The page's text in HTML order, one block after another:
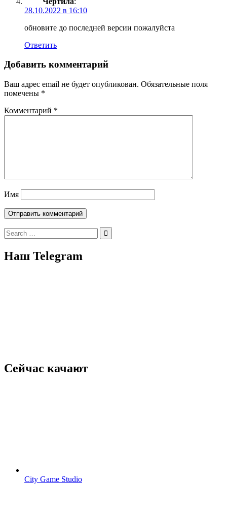
28.10.2022 в 16:10
обновите до последней версии пожалуйста
Ответить
Добавить комментарий
Ваш адрес email не будет опубликован. Обязательные поля
помечены *
Комментарий *
Имя
Search
for:
Наш Telegram
Сейчас качают
City Game Studio